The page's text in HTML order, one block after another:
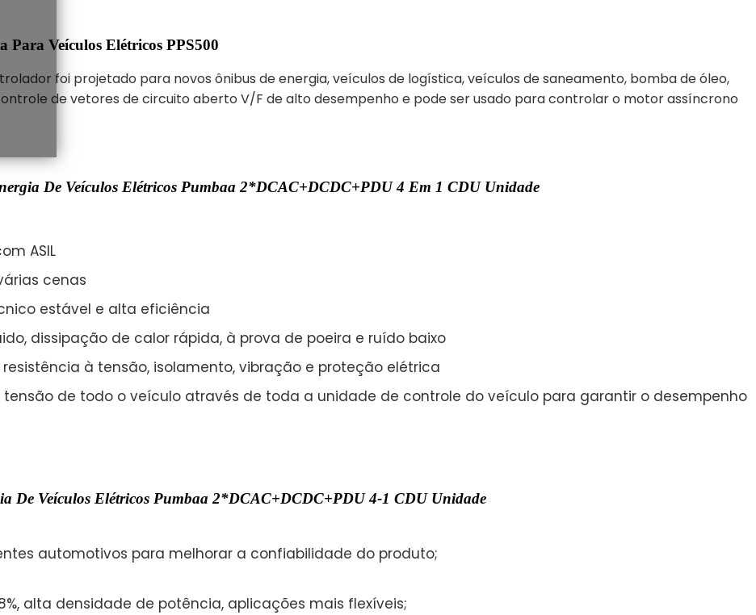
Para Veículos Elétricos PPS500
foi projetado para novos ônibus de energia, veículos de logística, veículos de saneamento, bomba de óleo,
de vetores de circuito aberto V/F de alto desempenho e pode ser usado para controlar o motor assíncrono
De Veículos Elétricos Pumbaa 2*DCAC+DCDC+PDU 4 Em 1 CDU Unidade
ASIL
cenas
estável e alta eficiência
dissipação de calor rápida, à prova de poeira e ruído baixo
à tensão, isolamento, vibração e proteção elétrica
de todo o veículo através de toda a unidade de controle do veículo para garantir o desempenho
De Veículos Elétricos Pumbaa 2*DCAC+DCDC+PDU 4-1 CDU Unidade
automotivos para melhorar a confiabilidade do produto;
alta densidade de potência, aplicações mais flexíveis;